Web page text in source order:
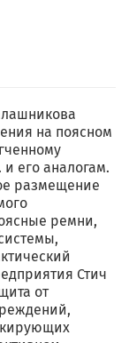
на поясном
его аналогам.
размещение
ремни,
Стич
от